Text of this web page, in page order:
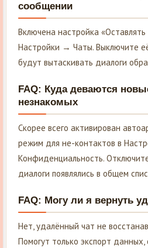
сообщении
Включена настройка
Настройки → Чаты. Выключите
будут вытаскивать диалоги
FAQ: Куда деваются
незнакомых
Скорее всего активирован
режим для не-контактов в
Конфиденциальность.
диалоги появлялись в общем
FAQ: Могу ли я вернуть
Нет, удалённый чат не
Помогут только экспорт